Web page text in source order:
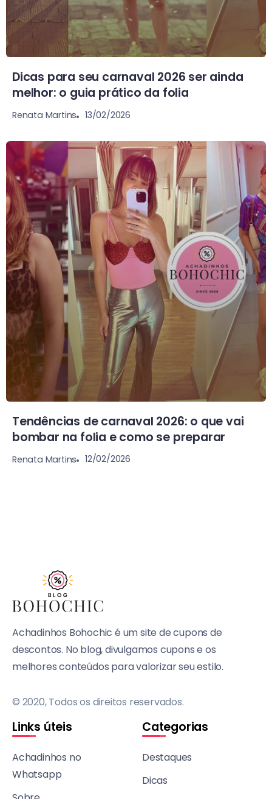
Dicas para seu carnaval 2026 ser ainda
melhor: o guia prático da folia
Renata Martins 13/02/2026
Tendências de carnaval 2026: o que vai
bombar na folia e como se preparar
Renata Martins 12/02/2026
Achadinhos Bohochic é um site de cupons de
descontos. No blog, divulgamos cupons e os
melhores conteúdos para valorizar seu estilo.
© 2020, Todos os direitos reservados.
Links úteis
Achadinhos no
Whatsapp
Categorias
Destaques
Dicas